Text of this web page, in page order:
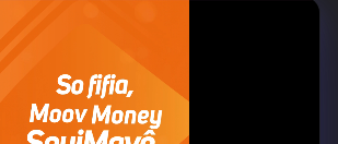
SUIVEZ NOUS